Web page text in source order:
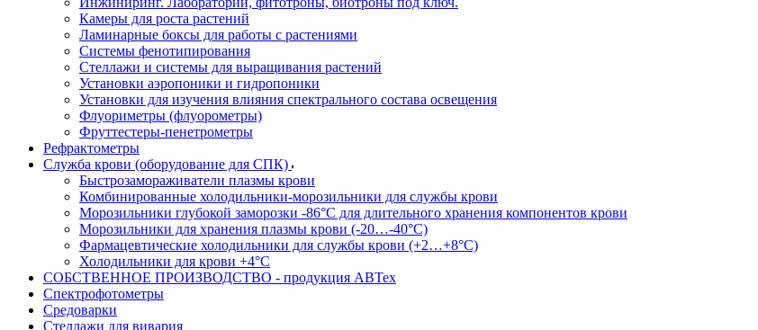
Камеры для роста растений
Ламинарные боксы для работы с растениями
Системы фенотипирования
Стеллажи и системы для выращивания растений
Установки аэропоники и гидропоники
Установки для изучения влияния спектрального состава освещения
Флуориметры (флуорометры)
Фруттестеры-пенетрометры
Рефрактометры
Служба крови (оборудование для СПК)
Быстрозамораживатели плазмы крови
Комбинированные холодильники-морозильники для службы крови
Морозильники глубокой заморозки -86°С для длительного хранения компонентов крови
Морозильники для хранения плазмы крови (-20…-40°С)
Фармацевтические холодильники для службы крови (+2…+8°С)
Холодильники для крови +4°С
СОБСТВЕННОЕ ПРОИЗВОДСТВО - продукция АВТех
Спектрофотометры
Средоварки
Стеллажи для вивария